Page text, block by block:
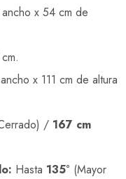
x 54 cm de
x 111 cm de altura
/ 167 cm
Hasta 135° (Mayor